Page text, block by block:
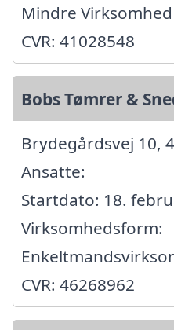
Mindre Virksomhed
CVR: 41028548
Bobs Tømrer &
Brydegårdsvej 10,
Ansatte:
Startdato: 18.
Virksomhedsform:
CVR: 46268962